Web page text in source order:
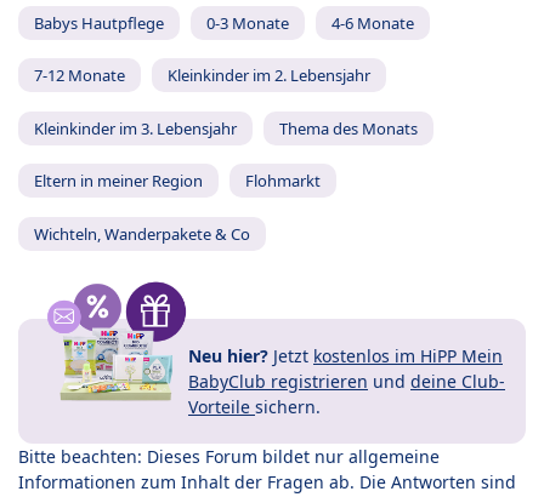
Babys Hautpflege 0-3 Monate 4-6 Monate
7-12 Monate Kleinkinder im 2. Lebensjahr
Kleinkinder im 3. Lebensjahr Thema des Monats
Eltern in meiner Region Flohmarkt
Wichteln, Wanderpakete & Co
Neu hier? Jetzt kostenlos im HiPP Mein
BabyClub registrieren und deine Club-
Vorteile sichern.
Bitte beachten: Dieses Forum bildet nur allgemeine
Informationen zum Inhalt der Fragen ab. Die Antworten sind